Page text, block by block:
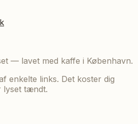
— lavet med kaffe i København.
enkelte links. Det koster dig
lyset tændt.